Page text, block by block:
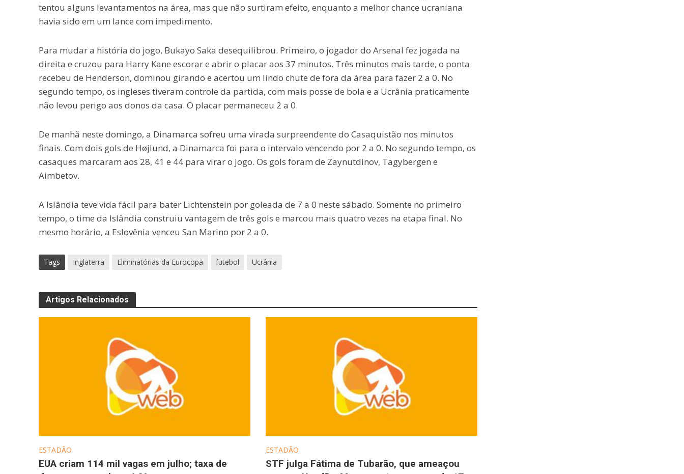
tentou alguns levantamentos na área, mas que não surtiram efeito, enquanto a melhor chance ucraniana
havia sido em um lance com impedimento.
Para mudar a história do jogo, Bukayo Saka desequilibrou. Primeiro, o jogador do Arsenal fez jogada na
direita e cruzou para Harry Kane escorar e abrir o placar aos 37 minutos. Três minutos mais tarde, o ponta
recebeu de Henderson, dominou girando e acertou um lindo chute de fora da área para fazer 2 a 0. No
segundo tempo, os ingleses tiveram controle da partida, com mais posse de bola e a Ucrânia praticamente
não levou perigo aos donos da casa. O placar permaneceu 2 a 0.
De manhã neste domingo, a Dinamarca sofreu uma virada surpreendente do Casaquistão nos minutos
finais. Com dois gols de Højlund, a Dinamarca foi para o intervalo vencendo por 2 a 0. No segundo tempo, os
casaques marcaram aos 28, 41 e 44 para virar o jogo. Os gols foram de Zaynutdinov, Tagybergen e
Aimbetov.
A Islândia teve vida fácil para bater Lichtenstein por goleada de 7 a 0 neste sábado. Somente no primeiro
tempo, o time da Islândia construiu vantagem de três gols e marcou mais quatro vezes na etapa final. No
mesmo horário, a Eslovênia venceu San Marino por 2 a 0.
Tags Inglaterra Eliminatórias da Eurocopa futebol Ucrânia
Artigos Relacionados
ESTADÃO
EUA criam 114 mil vagas em julho; taxa de
ESTADÃO
STF julga Fátima de Tubarão, que ameaçou